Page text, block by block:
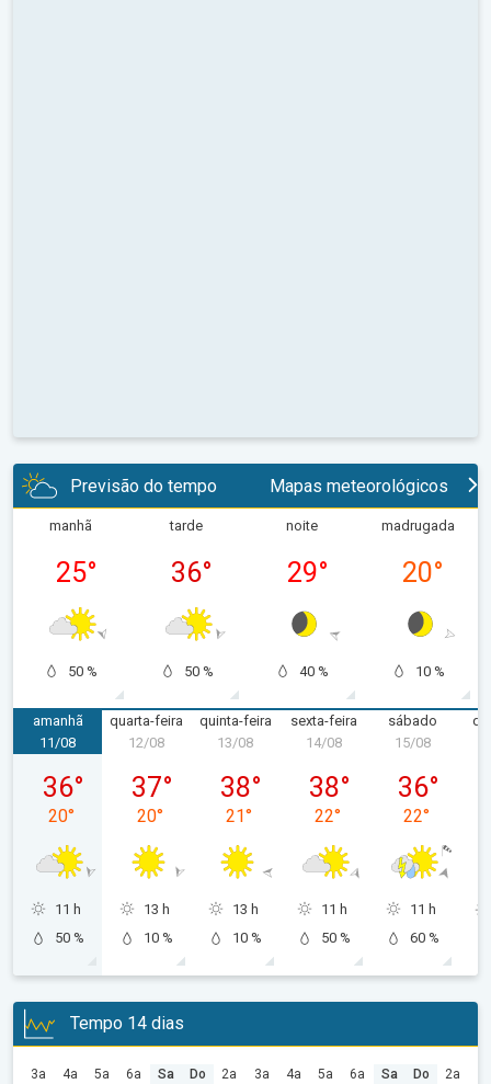
Previsão do tempo Mapas meteorológicos
manhã
25°
50 %
tarde
36°
50 %
noite
29°
40 %
madrugada
20°
10 %
amanhã
terça-feira, 11/08
11/08
36°
20°
11 h
50 %
quarta-feira
quarta-feira, 12/08
12/08
37°
20°
13 h
10 %
quinta-feira
quinta-feira, 13/08
13/08
38°
21°
13 h
10 %
sexta-feira
sexta-feira, 14/08
14/08
38°
22°
11 h
50 %
sábado
15/08
36°
22°
11 h
60 %
Tempo 14 dias
3a 4a 5a 6a Sa Do 2a 3a 4a 5a 6a Sa Do 2a